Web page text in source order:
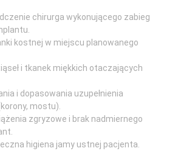
chirurga wykonującego zabieg
kostnej w miejscu planowanego
i tkanek miękkich otaczających
i dopasowania uzupełnienia
mostu).
zgryzowe i brak nadmiernego
higiena jamy ustnej pacjenta.